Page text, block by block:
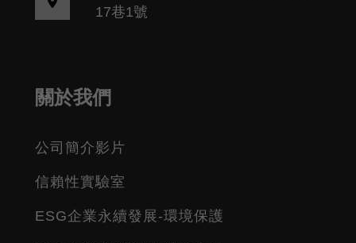
17巷1號
關於我們
公司簡介影片
信賴性實驗室
ESG企業永續發展-環境保護